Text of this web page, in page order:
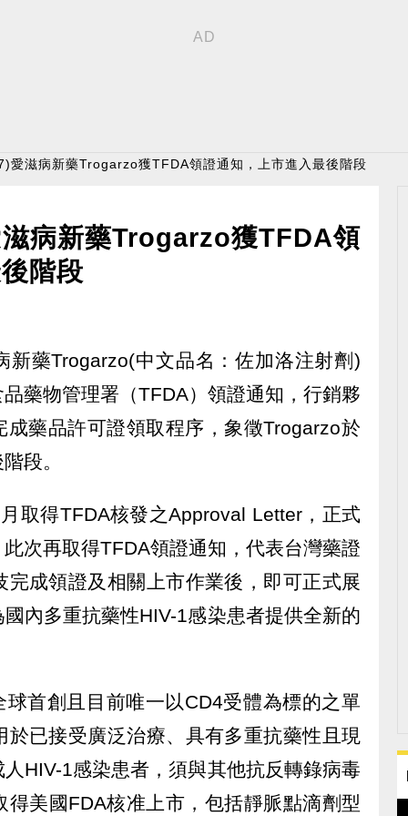
滋病新藥Trogarzo獲TFDA領證通知，上市進入最後階段
病新藥Trogarzo獲TFDA領
階段
新藥Trogarzo(中文品名：佐加洛注射劑)
藥物管理署（TFDA）領證通知，行銷夥
藥品許可證領取程序，象徵Trogarzo於
段。
取得TFDA核發之Approval Letter，正式
次再取得TFDA領證通知，代表台灣藥證
成領證及相關上市作業後，即可正式展
內多重抗藥性HIV-1感染患者提供全新的
首創且目前唯一以CD4受體為標的之單
已接受廣泛治療、具有多重抗藥性且現
HIV-1感染患者，須與其他抗反轉錄病毒
美國FDA核准上市，包括靜脈點滴劑型